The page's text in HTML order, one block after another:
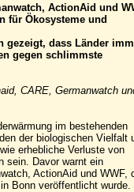
ActionAid und
für Ökosysteme und
gezeigt, dass Länder
gegen schlimmste
CARE, Germanwatch
im bestehenden
der biologischen Vielfalt
erhebliche Verluste von
sein. Davor warnt ein
ActionAid und WWF,
Bonn veröffentlicht wurde.